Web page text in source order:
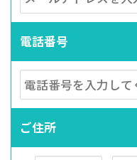
電話番号
ご住所